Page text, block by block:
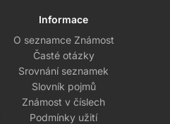
Informace
O seznamce Známost
Časté otázky
Srovnání seznamek
Slovník pojmů
Známost v číslech
Podmínky užití